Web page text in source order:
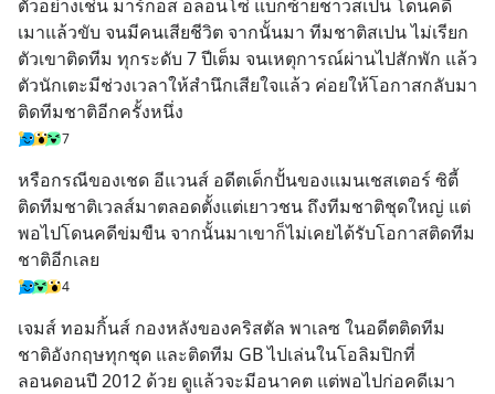
ตัวอย่างเช่น มาร์กอส อลอนโซ่ แบ็กซ้ายชาวสเปน โดนคดี
เมาแล้วขับ จนมีคนเสียชีวิต จากนั้นมา ทีมชาติสเปน ไม่เรียก
ตัวเขาติดทีม ทุกระดับ 7 ปีเต็ม จนเหตุการณ์ผ่านไปสักพัก แล้ว
ตัวนักเตะมีช่วงเวลาให้สำนึกเสียใจแล้ว ค่อยให้โอกาสกลับมา
ติดทีมชาติอีกครั้งหนึ่ง
7
หรือกรณีของเชด อีแวนส์ อดีตเด็กปั้นของแมนเชสเตอร์ ซิตี้
ติดทีมชาติเวลส์มาตลอดตั้งแต่เยาวชน ถึงทีมชาติชุดใหญ่ แต่
พอไปโดนคดีข่มขืน จากนั้นมาเขาก็ไม่เคยได้รับโอกาสติดทีม
ชาติอีกเลย
4
เจมส์ ทอมกิ้นส์ กองหลังของคริสตัล พาเลซ ในอดีตติดทีม
ชาติอังกฤษทุกชุด และติดทีม GB ไปเล่นในโอลิมปิกที่
ลอนดอนปี 2012 ด้วย ดูแล้วจะมีอนาคต แต่พอไปก่อคดีเมา